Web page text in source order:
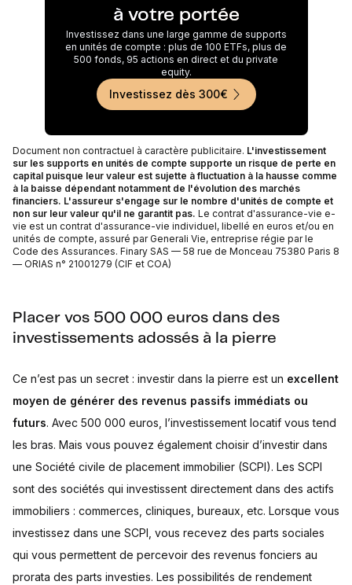
à votre portée
Investissez dans une large gamme de supports
en unités de compte : plus de 100 ETFs, plus de
500 fonds, 95 actions en direct et du private
equity.
Investissez dès 300€
Document non contractuel à caractère publicitaire. L'investissement
sur les supports en unités de compte supporte un risque de perte en
capital puisque leur valeur est sujette à fluctuation à la hausse comme
à la baisse dépendant notamment de l'évolution des marchés
financiers. L'assureur s'engage sur le nombre d'unités de compte et
non sur leur valeur qu'il ne garantit pas. Le contrat d'assurance-vie e-
vie est un contrat d'assurance-vie individuel, libellé en euros et/ou en
unités de compte, assuré par Generali Vie, entreprise régie par le
Code des Assurances. Finary SAS — 58 rue de Monceau 75380 Paris 8
— ORIAS n° 21001279 (CIF et COA)
Placer vos 500 000 euros dans des
investissements adossés à la pierre
Ce n’est pas un secret : investir dans la pierre est un excellent
moyen de générer des revenus passifs immédiats ou
futurs. Avec 500 000 euros, l’investissement locatif vous tend
les bras. Mais vous pouvez également choisir d’investir dans
une Société civile de placement immobilier (SCPI). Les SCPI
sont des sociétés qui investissent directement dans des actifs
immobiliers : commerces, cliniques, bureaux, etc. Lorsque vous
investissez dans une SCPI, vous recevez des parts sociales
qui vous permettent de percevoir des revenus fonciers au
prorata des parts investies. Les possibilités de rendement